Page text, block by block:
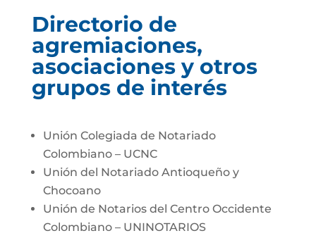
Directorio de
agremiaciones,
asociaciones y otros
grupos de interés
Unión Colegiada de Notariado
Colombiano – UCNC
Unión del Notariado Antioqueño y
Chocoano
Unión de Notarios del Centro Occidente
Colombiano – UNINOTARIOS